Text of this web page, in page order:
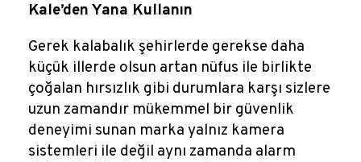
Kale’den Yana Kullanın
Gerek kalabalık şehirlerde gerekse daha
küçük illerde olsun artan nüfus ile birlikte
çoğalan hırsızlık gibi durumlara karşı sizlere
uzun zamandır mükemmel bir güvenlik
deneyimi sunan marka yalnız kamera
sistemleri ile değil aynı zamanda alarm